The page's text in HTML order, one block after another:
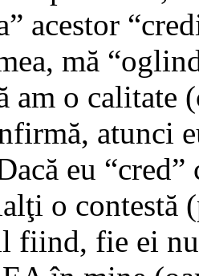
acestor
mă
am o calitate
atunci
eu
o contestă
fiind, fie ei